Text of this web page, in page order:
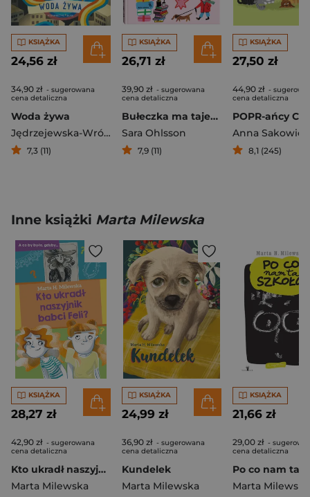
KSIĄŻKA
24,56 zł
34,90 zł - sugerowana
cena detaliczna
Woda żywa
Jędrzejewska-Wróbel Roksana
7,3 (11)
KSIĄŻKA
26,71 zł
39,90 zł - sugerowana
cena detaliczna
Bułeczka ma tajemnicę
Sara Ohlsson
7,9 (11)
KSIĄŻKA
27,50 zł
44,90 zł -
cena detaliczna
Anna Sakowicz
8,1 (245)
Inne książki Marta Milewska
KSIĄŻKA
28,27 zł
42,90 zł - sugerowana
cena detaliczna
Kto ukradł naszyjnik babci Feli?
Marta Milewska
KSIĄŻKA
24,99 zł
36,90 zł - sugerowana
cena detaliczna
Kundelek
Marta Milewska
KSIĄŻKA
21,66 zł
29,00 zł -
cena detaliczna
Marta Milewska